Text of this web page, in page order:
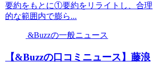
要約をもとに①要約をリライトし、合理
的な範囲内で膨ら...
&Buzzの一般ニュース
【&Buzzの口コミニュース】藤浪